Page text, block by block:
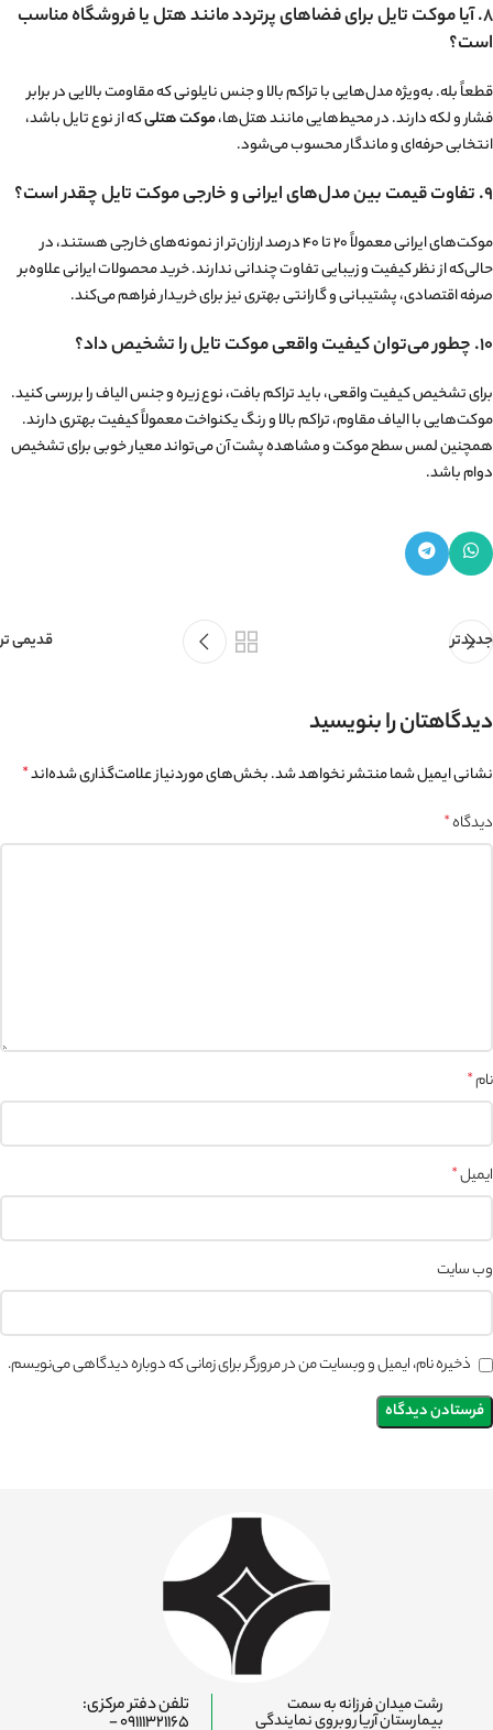
۸. آیا موکت تایل برای فضاهای پرتردد مانند هتل یا فروشگاه مناسب
است؟
قطعاً بله. به‌ویژه مدل‌هایی با تراکم بالا و جنس نایلونی که مقاومت بالایی در برابر
فشار و لکه دارند. در محیط‌هایی مانند هتل‌ها،موکت هتلیکه از نوع تایل باشد،
انتخابی حرفه‌ای و ماندگار محسوب می‌شود.
۹. تفاوت قیمت بین مدل‌های ایرانی و خارجی موکت تایل چقدر است؟
موکت‌های ایرانی معمولاً ۲۰ تا ۴۰ درصد ارزان‌تر از نمونه‌های خارجی هستند، در
حالی‌که از نظر کیفیت و زیبایی تفاوت چندانی ندارند. خرید محصولات ایرانی علاوه‌بر
صرفه اقتصادی، پشتیبانی و گارانتی بهتری نیز برای خریدار فراهم می‌کند.
۱۰. چطور می‌توان کیفیت واقعی موکت تایل را تشخیص داد؟
برای تشخیص کیفیت واقعی، باید تراکم بافت، نوع زیره و جنس الیاف را بررسی کنید.
موکت‌هایی با الیاف مقاوم، تراکم بالا و رنگ یکنواخت معمولاً کیفیت بهتری دارند.
همچنین لمس سطح موکت و مشاهده پشت آن می‌تواند معیار خوبی برای تشخیص
دوام باشد.
جدیدتر قدیمی تر
دیدگاهتان را بنویسید
نشانی ایمیل شما منتشر نخواهد شد.بخش‌های موردنیاز علامت‌گذاری شده‌اند*
دیدگاه*
نام*
ایمیل*
وب‌ سایت
ذخیره نام، ایمیل و وبسایت من در مرورگر برای زمانی که دوباره دیدگاهی می‌نویسم.
رشت میدان فرزانه به سمت
بیمارستان آریا روبروی نمایندگی
تلفن دفتر مرکزی:
09111321165 -